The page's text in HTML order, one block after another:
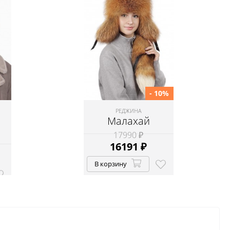
РЕДЖИНА
Малахай
17990 ₽
16191 ₽
- 10%
В корзину